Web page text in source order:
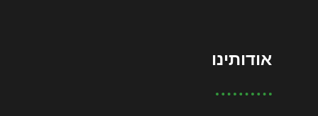
אודותינו